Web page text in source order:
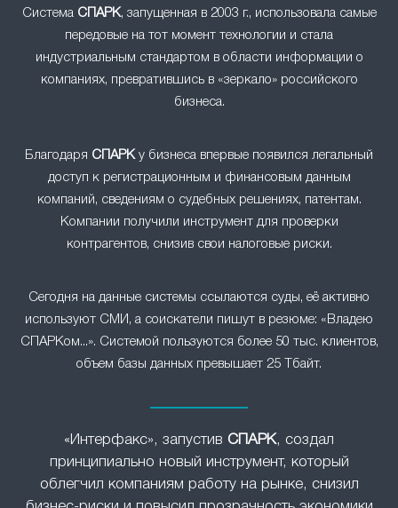
Система СПАРК, запущенная в 2003 г., использовала самые
передовые на тот момент технологии и стала
индустриальным стандартом в области информации о
компаниях, превратившись в «зеркало» российского
бизнеса.
Благодаря СПАРКу бизнеса впервые появился легальный
доступ к регистрационным и финансовым данным
компаний, сведениям о судебных решениях, патентам.
Компании получили инструмент для проверки
контрагентов, снизив свои налоговые риски.
Сегодня на данные системы ссылаются суды, её активно
используют СМИ, а соискатели пишут в резюме: «Владею
СПАРКом...». Системой пользуются более 50 тыс. клиентов,
объем базы данных превышает 25 Тбайт.
«Интерфакс», запустив СПАРК, создал
принципиально новый инструмент, который
облегчил компаниям работу на рынке, снизил